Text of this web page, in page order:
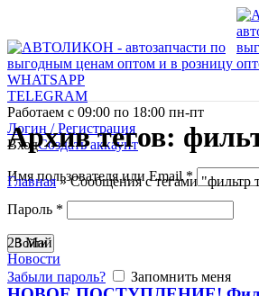
WHATSAPP
TELEGRAM
Работаем с 09:00 по 18:00 пн-пт
Логин / Регистрация
ВходСоздать аккаунт
Имя пользователя или Email*
Пароль *
Войти
Забыли пароль?
Запомнить меня
Архив тегов:
Главная»Сообщения с тегами "фильтр
23Май
Новости